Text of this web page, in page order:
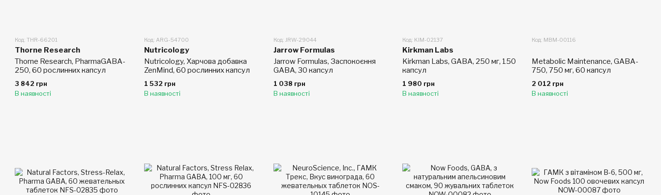
Код: THR-66201
Thorne Research
Thorne Research, PharmaGABA-
250, 60 рослинних капсул
3 842 грн
В наявності
Код: ARG-54700
Nutricology
Nutricology, Харчова добавка
ZenMind, 60 рослинних капсул
1 532 грн
В наявності
Код: JRW-29044
Jarrow Formulas
Jarrow Formulas, Заспокоєння
GABA, 30 капсул
1 038 грн
В наявності
Код: KIM-02137
Kirkman Labs
Kirkman Labs, GABA, 250 мг, 150
капсул
1 980 грн
В наявності
Код: MBM-00116
Metabolic Maintenance, GABA-
750, 750 мг, 60 капсул
2 012 грн
В наявності